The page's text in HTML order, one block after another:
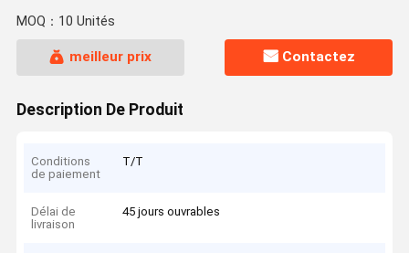
MOQ：10 Unités
meilleur prix Contactez
Description De Produit
Conditions
de paiement
T/T
Délai de
livraison
45 jours ouvrables